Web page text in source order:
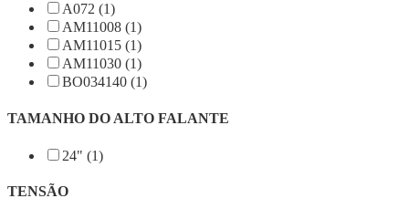
A072 (1)
AM11008 (1)
AM11015 (1)
AM11030 (1)
BO034140 (1)
TAMANHO DO ALTO FALANTE
24" (1)
TENSÃO